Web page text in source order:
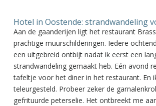
Hotel in Oostende: strandwandeling
Aan de gaanderijen ligt het restaurant
prachtige muurschilderingen. Iedere
een uitgebreid ontbijt nadat ik eerst een
strandwandeling gemaakt heb. Eén avond
tafeltje voor het diner in het restaurant. En
teleurgesteld. Probeer zeker de
gefrituurde peterselie. Het ontbreekt me